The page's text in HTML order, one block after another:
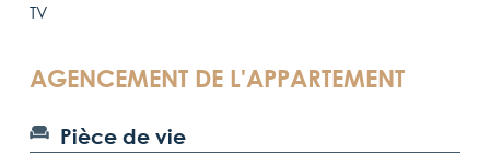
TV
AGENCEMENT DE L'APPARTEMENT
Pièce de vie